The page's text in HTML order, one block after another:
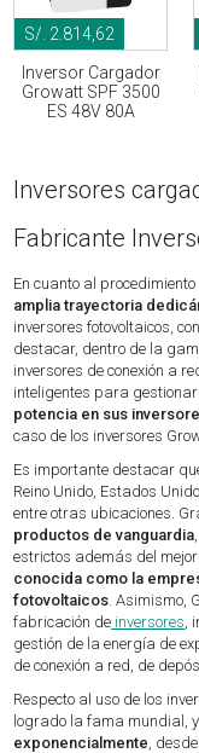
S/. 2.814,62
Inversor Cargador
Growatt SPF 3500
ES 48V 80A
Inversores
Fabricante
En cuanto al
amplia trayectoria
inversores fotovoltaicos,
destacar, dentro de la
inversores de conexión a
inteligentes para
potencia en sus
caso de los inversores
Es importante destacar
Reino Unido, Estados
entre otras ubicaciones.
productos de vanguardia
estrictos además del
conocida como la
fotovoltaicos . Asimismo,
fabricación de inversores
gestión de la energía de
de conexión a red, de
Respecto al uso de los
logrado la fama mundial, y
exponencialmente ,